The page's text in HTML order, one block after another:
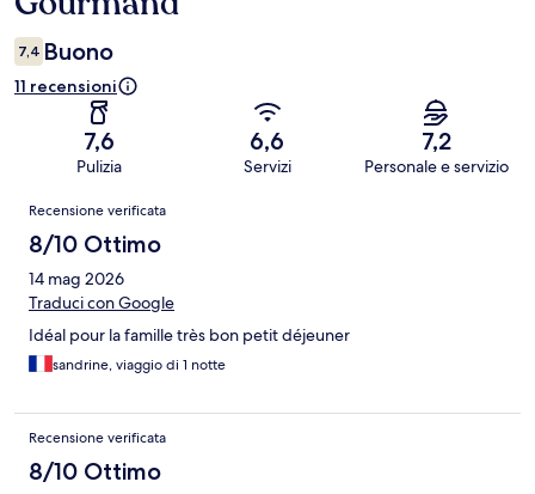
7,4 Buono
11 recensioni
7,6
Pulizia
6,6
Servizi
7,2
Personale e servizio
Recensioni
Recensione verificata
8/10 Ottimo
14 mag 2026
Traduci con Google
Idéal pour la famille très bon petit déjeuner
sandrine, viaggio di 1 notte
Recensione verificata
8/10 Ottimo